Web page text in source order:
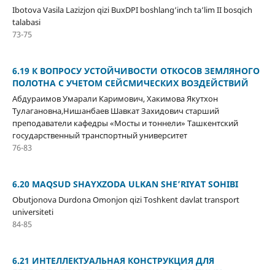
Ibotova Vasila Lazizjon qizi BuxDPI boshlang‘inch ta‘lim II bosqich
talabasi
73-75
6.19 К ВОПРОСУ УСТОЙЧИВОСТИ ОТКОСОВ ЗЕМЛЯНОГО
ПОЛОТНА С УЧЕТОМ СЕЙСМИЧЕСКИХ ВОЗДЕЙСТВИЙ
Абдураимов Умарали Каримович, Хакимова Якутхон
Тулагановна,Нишанбаев Шавкат Захидович старший
преподаватели кафедры «Мосты и тоннели» Ташкентский
государственный транспортный университет
76-83
6.20 MAQSUD SHAYXZODA ULKAN SHE’RIYAT SOHIBI
Obutjonova Durdona Omonjon qizi Toshkent davlat transport
universiteti
84-85
6.21 ИНТЕЛЛЕКТУАЛЬНАЯ КОНСТРУКЦИЯ ДЛЯ